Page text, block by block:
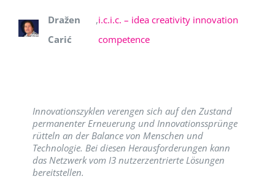
Dražen
Carić
,i.c.i.c. – idea creativity innovation
competence
Innovationszyklen verengen sich auf den Zustand
permanenter Erneuerung und Innovationssprünge
rütteln an der Balance von Menschen und
Technologie. Bei diesen Herausforderungen kann
das Netzwerk vom I3 nutzerzentrierte Lösungen
bereitstellen.